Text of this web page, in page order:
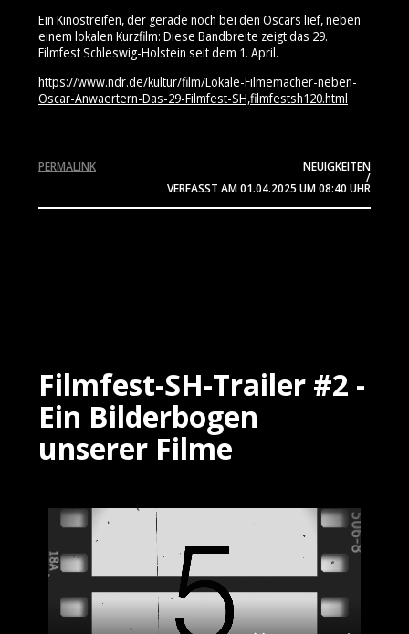
Ein Kinostreifen, der gerade noch bei den Oscars lief, neben
einem lokalen Kurzfilm: Diese Bandbreite zeigt das 29.
Filmfest Schleswig-Holstein seit dem 1. April.
https://www.ndr.de/kultur/film/Lokale-Filmemacher-neben-
Oscar-Anwaertern-Das-29-Filmfest-SH,filmfestsh120.html
NEUIGKEITEN
/
VERFASST AM01.04.2025 UM 08:40 UHR
PERMALINK
Filmfest-SH-Trailer #2 -
Ein Bilderbogen
unserer Filme